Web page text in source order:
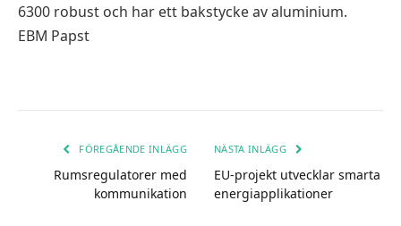
6300 robust och har ett bakstycke av aluminium.
EBM Papst
FÖREGÅENDE INLÄGG
Rumsregulatorer med
kommunikation
NÄSTA INLÄGG
EU-projekt utvecklar smarta
energiapplikationer